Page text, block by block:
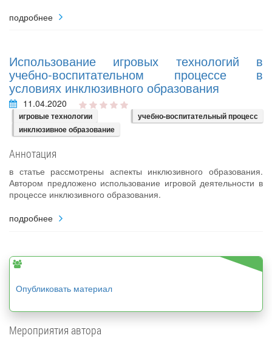
подробнее
Использование игровых технологий в
учебно-воспитательном процессе в
условиях инклюзивного образования
11.04.2020
игровые технологии
учебно-воспитательный процесс
инклюзивное образование
Аннотация
в статье рассмотрены аспекты инклюзивного образования.
Автором предложено использование игровой деятельности в
процессе инклюзивного образования.
подробнее
Опубликовать материал
Мероприятия автора